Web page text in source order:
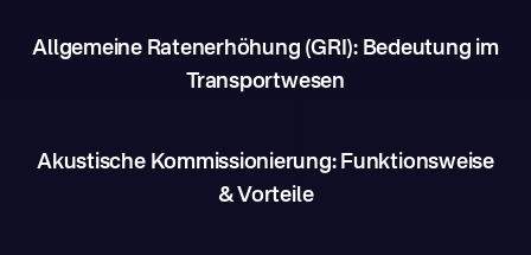
Allgemeine Ratenerhöhung (GRI): Bedeutung im
Transportwesen
Akustische Kommissionierung: Funktionsweise
& Vorteile